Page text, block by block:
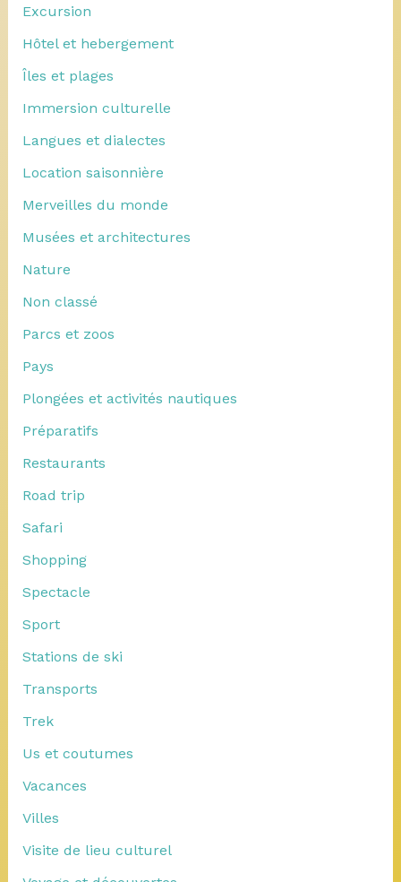
Excursion
Hôtel et hebergement
Îles et plages
Immersion culturelle
Langues et dialectes
Location saisonnière
Merveilles du monde
Musées et architectures
Nature
Non classé
Parcs et zoos
Pays
Plongées et activités nautiques
Préparatifs
Restaurants
Road trip
Safari
Shopping
Spectacle
Sport
Stations de ski
Transports
Trek
Us et coutumes
Vacances
Villes
Visite de lieu culturel